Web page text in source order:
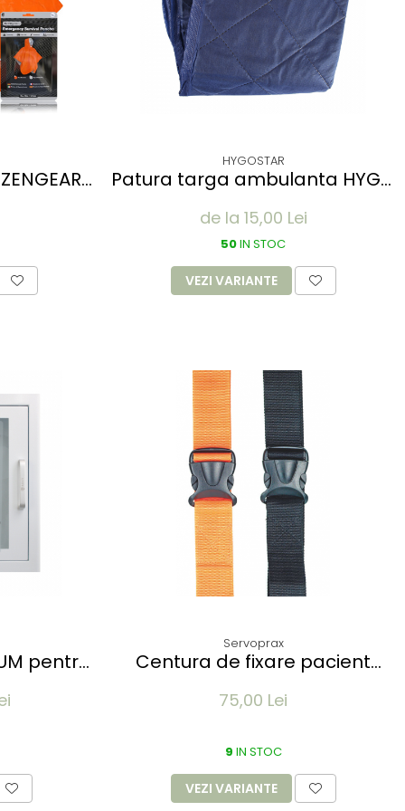
Mylar -
-
Kit de
cm
HYGOSTAR
Patura targa ambulanta HYGO
110x190 cm
de la 15,00 Lei
50IN STOC
VEZI VARIANTE
pentru
Servoprax
Centura de fixare pacient
targa - clips din plastic
75,00 Lei
9 IN STOC
VEZI VARIANTE